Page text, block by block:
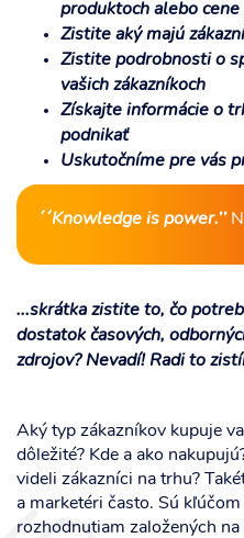
produktoch alebo cene
Zistite aký majú
Zistite podrobnosti o
vašich zákazníkoch
Získajte informácie o
podnikať
Uskutočníme pre vás
´´Knowledge is power.’’
...skrátka zistite to, čo
dostatok časových,
zdrojov? Nevadí! Radi to
Aký typ zákazníkov kupuje
dôležité? Kde a ako
videli zákazníci na trhu?
a marketéri často. Sú
rozhodnutiam založených
Súhlasím so